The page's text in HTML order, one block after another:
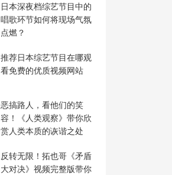
日本深夜档综艺节目中的
唱歌环节如何将现场气氛
点燃？
推荐日本综艺节目在哪观
看免费的优质视频网站
恶搞路人，看他们的笑
容！《人类观察》带你欣
赏人类本质的诙谐之处
反转无限！拓也哥《矛盾
大对决》视频完整版带你